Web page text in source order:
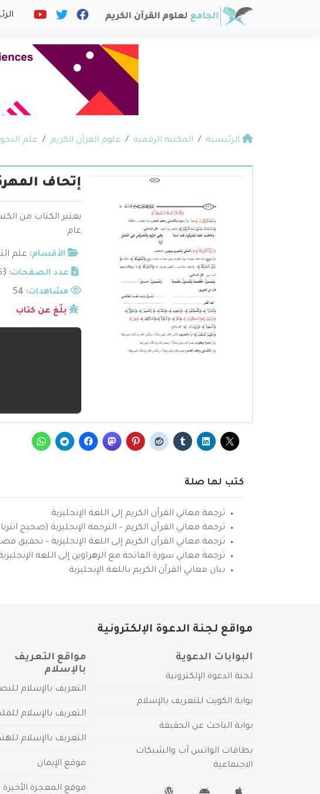
الرئيسية المكتبة الرقمية علوم القرآن الكريم علم
إتحاف
يعتبر الكتاب من
عام
الأقسام: علم
عدد الصفحات:
مشاهدات:
بلّغ عن كتاب
كتب لها صلة
ترجمة معاني القرآن الكريم إلى اللغة الإنجليزية
ترجمة معاني القرآن الكريم – الترجمة الإنجليزية (صحيح
ترجمة معاني القرآن الكريم إلى اللغة الإنجليزية – تحقيق
ترجمة معاني سورة الفاتحة مع الزهراوين إلى اللغة
بيان معاني القرآن الكريم باللغة الإنجليزية
مواقع لجنة الدعوة الإلكترونية
البوابات الدعوية
لجنة الدعوة الإلكترونية
بوابة الكويت للتعريف بالإسلام
بوابة الباحث عن الحقيقة
بطاقات الواتس آب والشبكات
الاجتماعية
مواقع التعريف
بالإسلام
التعريف بالإسلام
التعريف بالإسلام
التعريف بالإسلام
موقع الإيمان
موقع المعجزة الأخيرة